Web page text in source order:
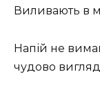
Виливають в
Напій не
чудово